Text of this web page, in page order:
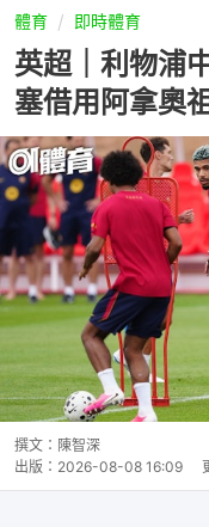
體育 即時體育
英超｜利物浦
塞借用阿拿奧
撰文： 陳智深
出版： 2026-08-08 16:09